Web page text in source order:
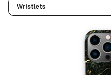
Wristlets